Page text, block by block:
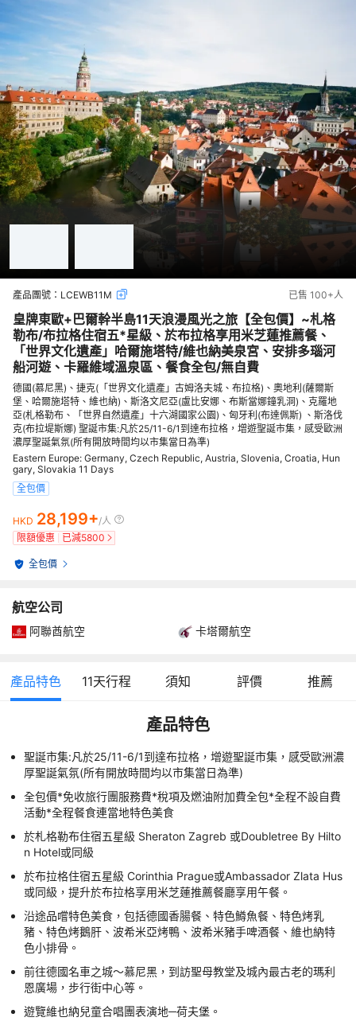
產品團號： LCEWB11M 已售 100+人
皇牌東歐+巴爾幹半島11天浪漫風光之旅【全包價】~札格
勒布/布拉格住宿五*星級、於布拉格享用米芝蓮推薦餐、
「世界文化遺產」哈爾施塔特/維也納美泉宮、安排多瑙河
船河遊、卡羅維域溫泉區、餐食全包/無自費
德國(慕尼黑)、捷克(「世界文化遺產」古姆洛夫城、布拉格)、奧地利(薩爾斯
堡、哈爾施塔特、維也納)、斯洛文尼亞(盧比安娜、布斯當娜鐘乳洞)、克羅地
亞(札格勒布、「世界自然遺產」十六湖國家公園)、匈牙利(布達佩斯) 、斯洛伐
克(布拉堤斯娜) 聖誕市集:凡於25/11-6/1到達布拉格，增遊聖誕市集，感受歐洲
濃厚聖誕氣氛(所有開放時間均以市集當日為準)
Eastern Europe: Germany, Czech Republic, Austria, Slovenia, Croatia, Hun
gary, Slovakia 11 Days
全包價
HKD 28,199+/人
限額優惠
已減5800
全包價
航空公司
阿聯酋航空 卡塔爾航空
產品特色 11天行程 須知 評價 推薦
產品特色
聖誕市集:凡於25/11-6/1到達布拉格，增遊聖誕市集，感受歐洲濃
厚聖誕氣氛(所有開放時間均以市集當日為準)
全包價*免收旅行團服務費*稅項及燃油附加費全包*全程不設自費
活動*全程餐食連當地特色美食
於札格勒布住宿五星級 Sheraton Zagreb 或Doubletree By Hilto
n Hotel或同級
於布拉格住宿五星級 Corinthia Prague或Ambassador Zlata Hus
或同級，提升於布拉格享用米芝蓮推薦餐廳享用午餐。
沿途品嚐特色美食，包括德國香腸餐、特色鱒魚餐、特色烤乳
豬、特色烤鵝肝、波希米亞烤鴨、波希米豬手啤酒餐、維也納特
色小排骨。
前往德國名車之城～慕尼黑，到訪聖母教堂及城內最古老的瑪利
恩廣場，步行街中心等。
遊覽維也納兒童合唱團表演地─荷夫堡。